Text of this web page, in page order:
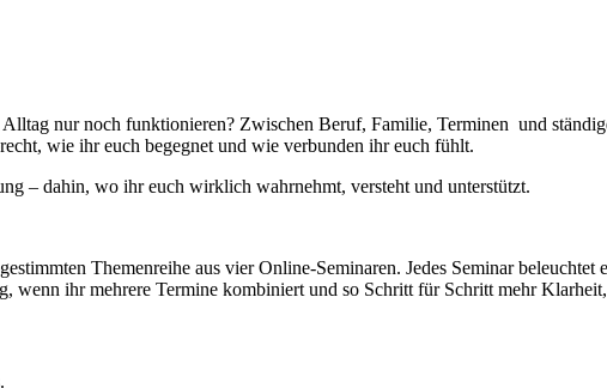
nur noch funktionieren? Zwischen Beruf, Familie, Terminen und
wie ihr euch begegnet und wie verbunden ihr euch fühlt.
– dahin, wo ihr euch wirklich wahrnehmt, versteht und unterstützt.
Themenreihe aus vier Online-Seminaren. Jedes Seminar
wenn ihr mehrere Termine kombiniert und so Schritt für Schritt mehr